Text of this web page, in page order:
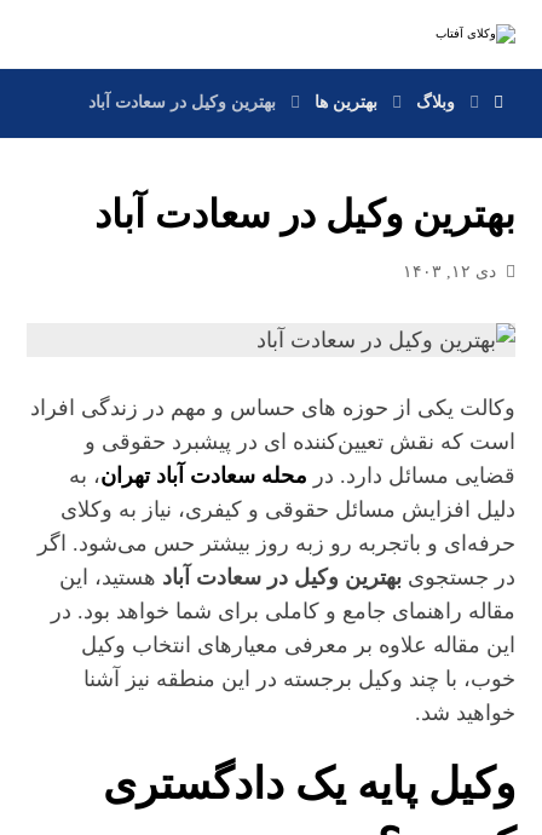
وبلاگ بهترین ها بهترین وکیل در سعادت آباد
بهترین وکیل در سعادت آباد
دی ۱۲, ۱۴۰۳
وکالت یکی از حوزه‌ های حساس و مهم در زندگی افراد
است که نقش تعیین‌کننده‌ ای در پیشبرد حقوقی و
قضایی مسائل دارد. در محله سعادت‌ آباد تهران، به
دلیل افزایش مسائل حقوقی و کیفری، نیاز به وکلای
حرفه‌ای و باتجربه رو زبه‌ روز بیشتر حس می‌شود. اگر
در جستجویبهترین وکیل در سعادت‌ آباد هستید، این
مقاله راهنمای جامع و کاملی برای شما خواهد بود. در
این مقاله علاوه بر معرفی معیارهای انتخاب وکیل
خوب، با چند وکیل برجسته در این منطقه نیز آشنا
خواهید شد.
وکیل پایه یک دادگستری